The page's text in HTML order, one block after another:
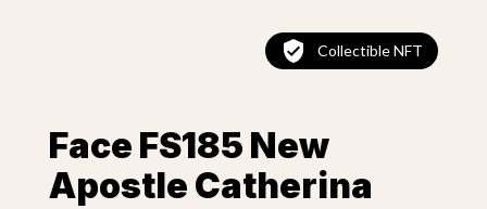
Collectible NFT
Face FS185 New
Apostle Catherina